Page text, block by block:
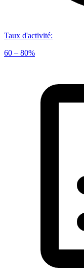
Taux d'activité:
60 – 80%